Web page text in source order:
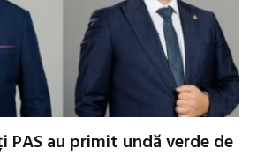
PAS au primit undă verde de